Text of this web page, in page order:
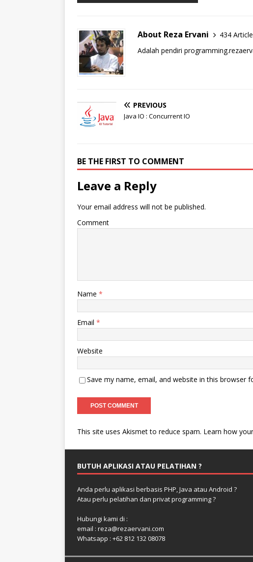
About Reza Ervani
434
Adalah pendiri
PREVIOUS
Java IO : Concurrent IO
BE THE FIRST TO COMMENT
Leave a Reply
Your email address will not be published.
Comment
Name *
Email *
Website
Save my name, email, and website in this browser
This site uses Akismet to reduce spam. Learn how
BUTUH APLIKASI ATAU PELATIHAN ?
Anda perlu aplikasi berbasis PHP, Java atau Android ?
Atau perlu pelatihan dan privat programming ?
Hubungi kami di :
email : reza@rezaervani.com
Whatsapp : +62 812 132 08078